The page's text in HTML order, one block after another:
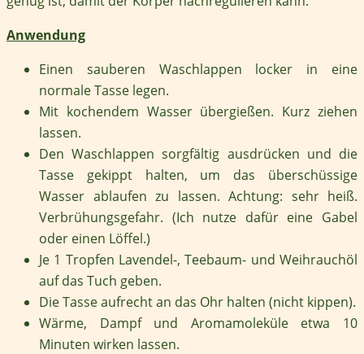
Anwendung
Einen sauberen Waschlappen locker in eine
normale Tasse legen.
Mit kochendem Wasser übergießen. Kurz ziehen
lassen.
Den Waschlappen sorgfältig ausdrücken und die
Tasse gekippt halten, um das überschüssige
Wasser ablaufen zu lassen. Achtung: sehr heiß.
Verbrühungsgefahr. (Ich nutze dafür eine Gabel
oder einen Löffel.)
Je 1 Tropfen Lavendel-, Teebaum- und Weihrauchöl
auf das Tuch geben.
Die Tasse aufrecht an das Ohr halten (nicht kippen).
Wärme, Dampf und Aromamoleküle etwa 10
Minuten wirken lassen.